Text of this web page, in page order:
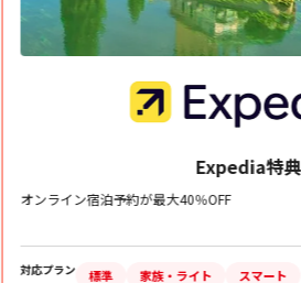
Expedia特典
オンライン宿泊予約が最大40％OFF
対応プラン 標準 家族・ライト スマート